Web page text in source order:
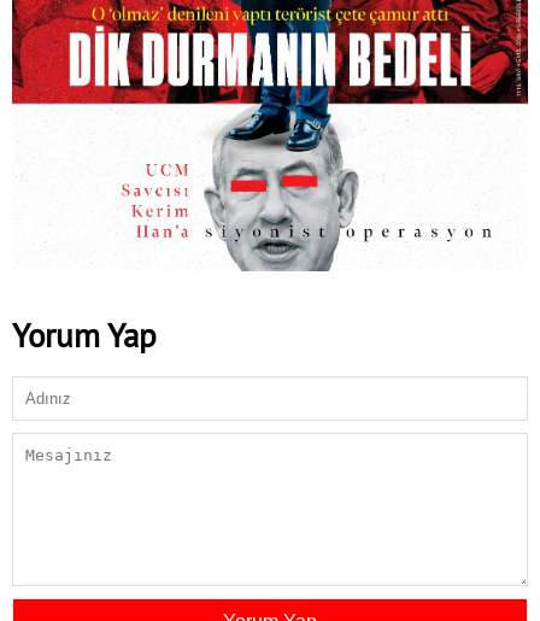
Yorum Yap